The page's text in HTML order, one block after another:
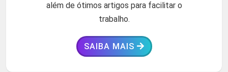
além de ótimos artigos para facilitar o
trabalho.
SAIBA MAIS